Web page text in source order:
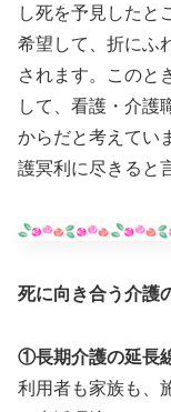
し死を予見したと
希望して、折にふ
されます。このと
して、看護・介護
からだと考えてい
護冥利に尽きると
死に向き合う介護
①長期介護の延長
利用者も家族も、